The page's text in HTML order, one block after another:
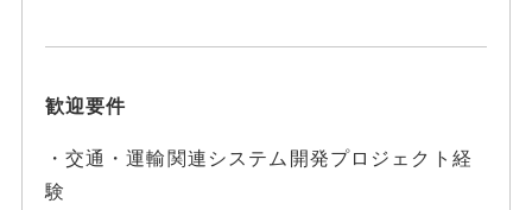
歓迎要件
・交通・運輸関連システム開発プロジェクト経
験